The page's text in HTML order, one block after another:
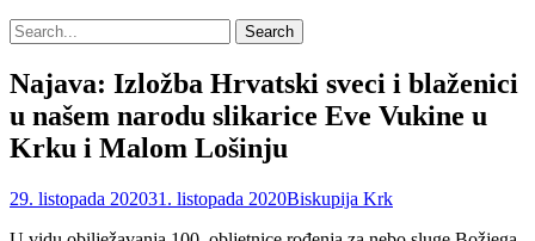
Search
Search
for:
Najava: Izložba Hrvatski sveci i blaženici
u našem narodu slikarice Eve Vukine u
Krku i Malom Lošinju
Posted
29. listopada 202031. listopada 2020Author
Biskupija Krk